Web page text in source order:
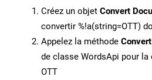
Créez un objet Convert
convertir %!a(string=OTT)
Appelez la méthode
de classe WordsApi pour
OTT